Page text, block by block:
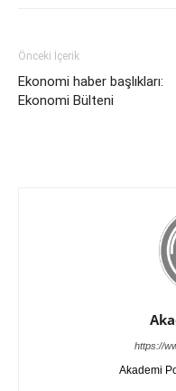
Önceki İçerik
Ekonomi haber başlıkları:
Ekonomi Bülteni
https://
Akademi